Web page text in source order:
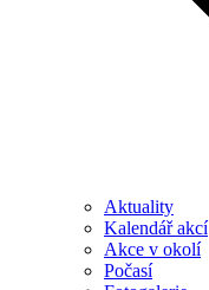
Aktuality
Kalendář akcí
Akce v okolí
Počasí